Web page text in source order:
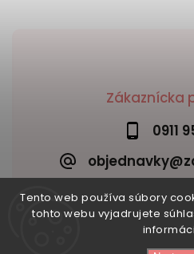
Tento web používa súbory
tohto webu vyjadrujete
Zákaznícka
0911